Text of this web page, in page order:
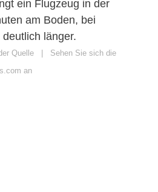
ein Flugzeug in der
am Boden, bei
länger.
Quelle | Sehen Sie sich die
an